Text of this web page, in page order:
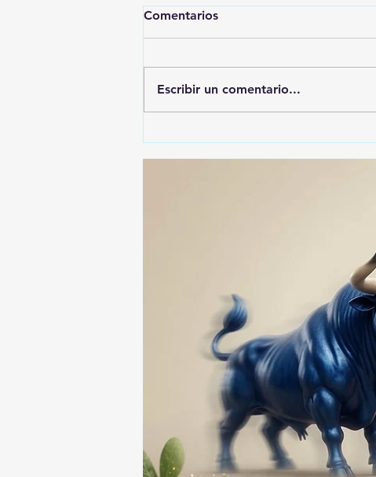
🚨🚔 CAPTURAN EN PUEBLA
A PRESUNTO
Comentarios
Escribir un comentario...